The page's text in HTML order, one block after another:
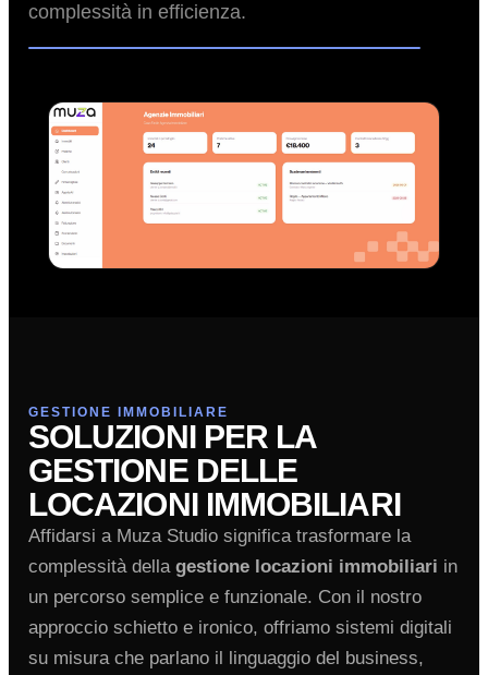
complessità in efficienza.
GESTIONE IMMOBILIARE
SOLUZIONI PER LA
GESTIONE DELLE
LOCAZIONI IMMOBILIARI
Affidarsi a Muza Studio significa trasformare la
complessità della gestione locazioni immobiliari in
un percorso semplice e funzionale. Con il nostro
approccio schietto e ironico, offriamo sistemi digitali
su misura che parlano il linguaggio del business,